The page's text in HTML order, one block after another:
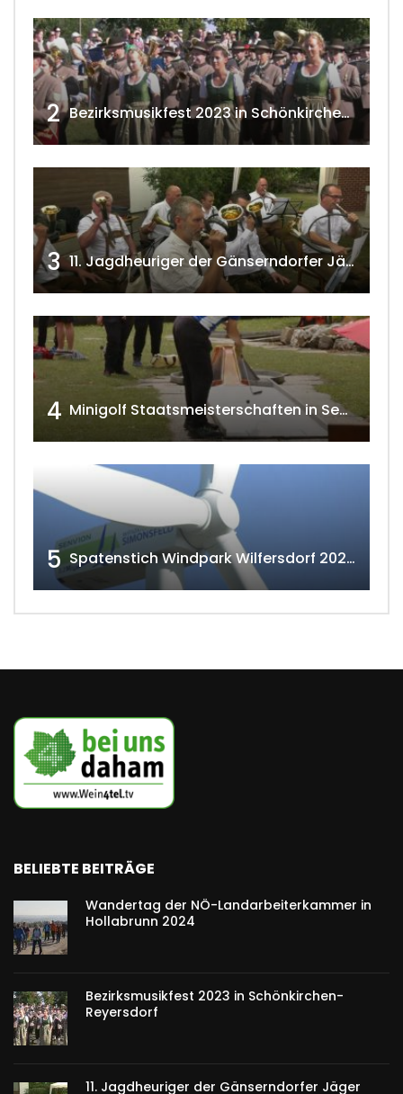
2 Bezirksmusikfest 2023 in Schönkirchen-Reyersdorf
3 11. Jagdheuriger der Gänserndorfer Jäger 2020 w4tv166
4 Minigolf Staatsmeisterschaften in Seefeld-Kadolz w4tv174
5 Spatenstich Windpark Wilfersdorf 2023 w4tv177
BELIEBTE BEITRÄGE
Wandertag der NÖ-Landarbeiterkammer in
Hollabrunn 2024
Bezirksmusikfest 2023 in Schönkirchen-
Reyersdorf
11. Jagdheuriger der Gänserndorfer Jäger